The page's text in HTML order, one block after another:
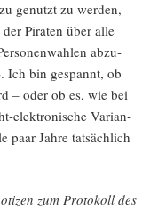
genutzt zu wer­den,
Pira­ten über alle
abzu­
Ich bin gespannt, ob
– oder ob es, wie bei
elek­tro­ni­sche Vari­an­
paar Jah­re tat­säch­lich
zum Pro­to­koll des